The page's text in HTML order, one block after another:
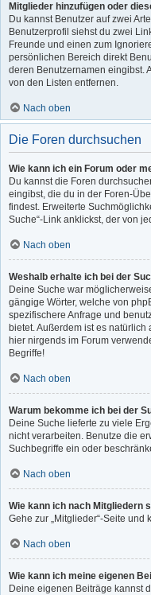
Mitglieder hinzufügen oder
Du kannst Benutzer auf zwei
Benutzerprofil siehst du zwei
Freunde und einen zum
persönlichen Bereich direkt
deren Benutzernamen eingibst.
von den Listen entfernen.
Nach oben
Die Foren durchsuchen
Wie kann ich ein Forum oder
Du kannst die Foren
eingibst, die du in der Foren-
findest. Erweiterte
Suche“-Link anklickst, der von
Nach oben
Weshalb erhalte ich bei der
Deine Suche war
gängige Wörter, welche von
spezifischere Anfrage und
bietet. Außerdem ist es
hier nirgends im Forum
Begriffe!
Nach oben
Warum bekomme ich bei der
Deine Suche lieferte zu viele
nicht verarbeiten. Benutze die
Suchbegriffe ein oder
Nach oben
Wie kann ich nach Mitgliedern
Gehe zur „Mitglieder“-Seite und
Nach oben
Wie kann ich meine eigenen
Deine eigenen Beiträge kannst